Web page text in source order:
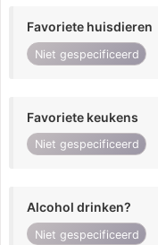
Favoriete huisdieren
Niet gespecificeerd
Favoriete keukens
Niet gespecificeerd
Alcohol drinken?
Niet gespecificeerd